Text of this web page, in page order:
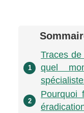
1
Traces
quel
2
Pourquoi